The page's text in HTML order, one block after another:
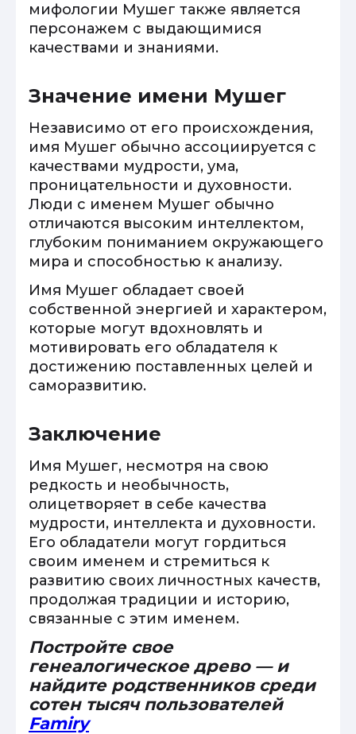
мифологии Мушег также является
персонажем с выдающимися
качествами и знаниями.
Значение имени Мушег
Независимо от его происхождения,
имя Мушег обычно ассоциируется с
качествами мудрости, ума,
проницательности и духовности.
Люди с именем Мушег обычно
отличаются высоким интеллектом,
глубоким пониманием окружающего
мира и способностью к анализу.
Имя Мушег обладает своей
собственной энергией и характером,
которые могут вдохновлять и
мотивировать его обладателя к
достижению поставленных целей и
саморазвитию.
Заключение
Имя Мушег, несмотря на свою
редкость и необычность,
олицетворяет в себе качества
мудрости, интеллекта и духовности.
Его обладатели могут гордиться
своим именем и стремиться к
развитию своих личностных качеств,
продолжая традиции и историю,
связанные с этим именем.
Постройте свое
генеалогическое древо — и
найдите родственников среди
сотен тысяч пользователей
Famiry